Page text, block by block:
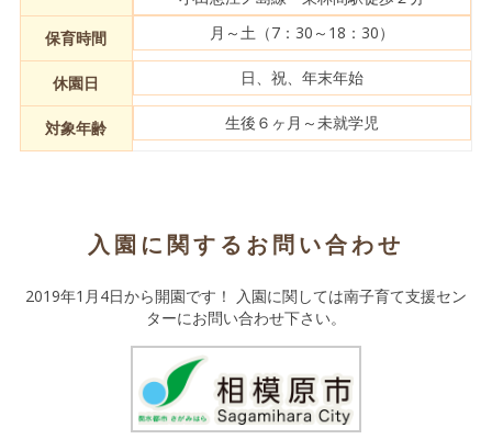
保育時間
月～土（7：30～18：30）
休園日 日、祝、年末年始
対象年齢 生後６ヶ月～未就学児
入園に関するお問い合わせ
2019年1月4日から開園です！ 入園に関しては南子育て支援セン
ターにお問い合わせ下さい。